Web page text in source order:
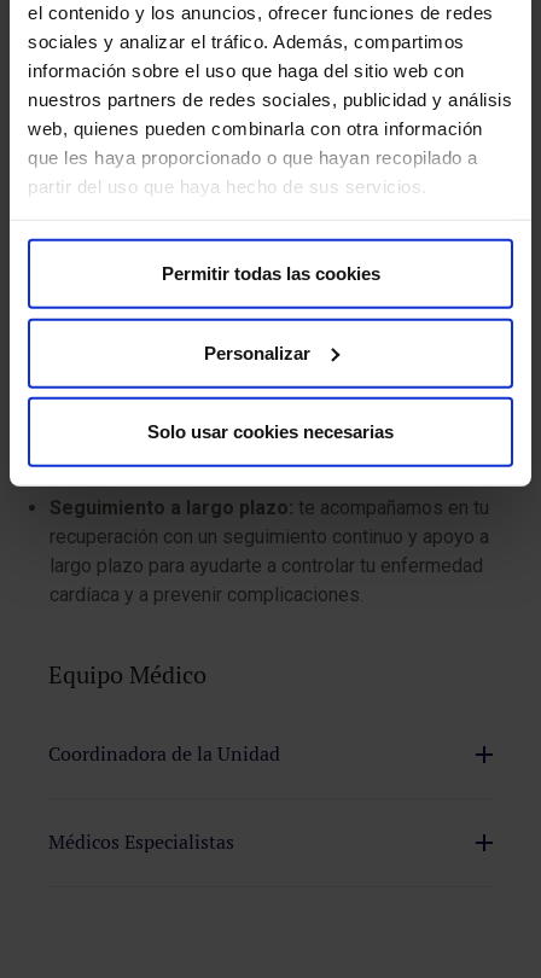
el contenido y los anuncios, ofrecer funciones de redes
sociales y analizar el tráfico. Además, compartimos
información sobre el uso que haga del sitio web con
nuestros partners de redes sociales, publicidad y análisis
web, quienes pueden combinarla con otra información
que les haya proporcionado o que hayan recopilado a
partir del uso que haya hecho de sus servicios.
Permitir todas las cookies
Personalizar
Solo usar cookies necesarias
ecocardiogramas, resonancias magnéticas cardíacas,
TAC cardíaco, holter y pruebas de esfuerzo, para
detectar signos de enfermedad cardíaca, incluso antes
de que aparezcan los síntomas.
Consejo genético:nuestros cardiólogos te ayudarán
a comprender los resultados de tus pruebas genéticas
tu familia.
Tratamiento integral de cardiopatías:si te
cardiólogos te brindarán un plan de tratamiento
personalizado, que puede incluir medicamentos,
cambios en el estilo de vida, implantes de
Seguimiento a largo plazo: te acompañamos en tu
recuperación con un seguimiento continuo y apoyo a
largo plazo para ayudarte a controlar tu enfermedad
cardíaca y a prevenir complicaciones.
Equipo Médico
Coordinadora de la Unidad
Médicos Especialistas